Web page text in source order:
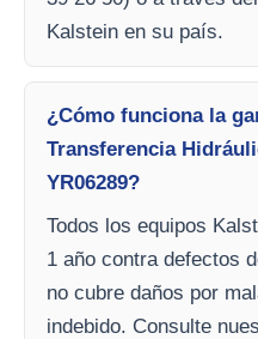
Kalstein en su país.
¿Cómo funciona la
Transferencia
YR06289?
Todos los equipos
1 año contra defectos
no cubre daños por
indebido. Consulte